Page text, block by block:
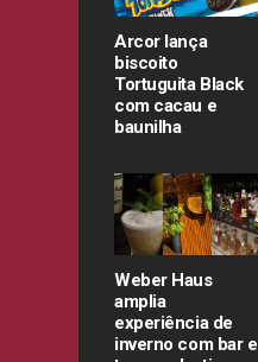
Arcor lança
biscoito
Tortuguita Black
com cacau e
baunilha
Weber Haus
amplia
experiência de
inverno com bar e